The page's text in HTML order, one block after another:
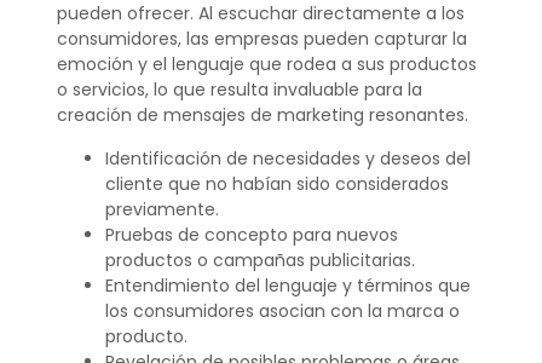
pueden ofrecer. Al escuchar directamente a los
consumidores, las empresas pueden capturar la
emoción y el lenguaje que rodea a sus productos
o servicios, lo que resulta invaluable para la
creación de mensajes de marketing resonantes.
Identificación de necesidades y deseos del
cliente que no habían sido considerados
previamente.
Pruebas de concepto para nuevos
productos o campañas publicitarias.
Entendimiento del lenguaje y términos que
los consumidores asocian con la marca o
producto.